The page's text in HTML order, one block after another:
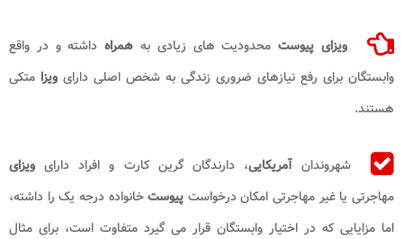
ویزای پیوست محدودیت های زیادی به همراه داشته و در واقع
وابستگان برای رفع نیازهای ضروری زندگی به شخص اصلی دارای ویزا متکی
هستند.
شهروندانآمریکایی، دارندگان گرین کارت و افراد دارای ویزای
مهاجرتی یا غیر مهاجرتی امکان درخواست پیوستخانواده درجه یک را داشته،
اما مزایایی که در اختیار وابستگان قرار می گیرد متفاوت است، برای مثال